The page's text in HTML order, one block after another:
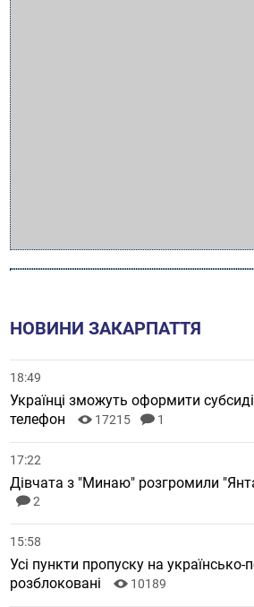
НОВИНИ ЗАКАРПАТТЯ
18:49
Українці зможуть оформити
телефон
17215 1
17:22
Дівчата з "Минаю" розгромили
2
15:58
Усі пункти пропуску на
розблоковані
10189